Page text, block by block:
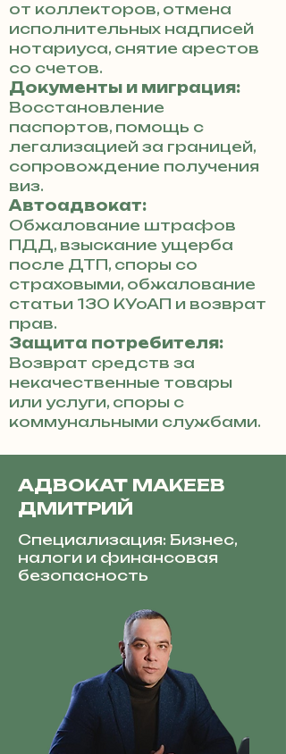
от коллекторов, отмена
исполнительных надписей
нотариуса, снятие арестов
со счетов.
Документы и миграция:
Восстановление
паспортов, помощь с
легализацией за границей,
сопровождение получения
виз.
Автоадвокат:
Обжалование штрафов
ПДД, взыскание ущерба
после ДТП, споры со
страховыми, обжалование
статьи 130 КУоАП и возврат
прав.
Защита потребителя:
Возврат средств за
некачественные товары
или услуги, споры с
коммунальными службами.
АДВОКАТ МАКЕЕВ
ДМИТРИЙ
Специализация: Бизнес,
налоги и финансовая
безопасность